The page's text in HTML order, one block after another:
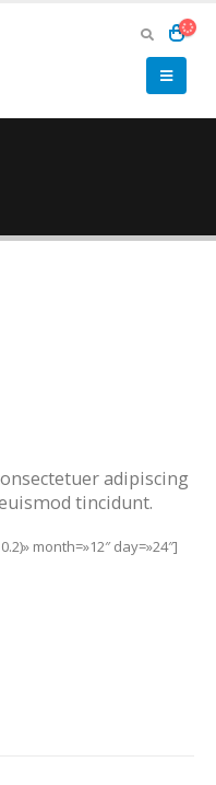
adipiscing
tincidunt.
month=»12″ day=»24″]